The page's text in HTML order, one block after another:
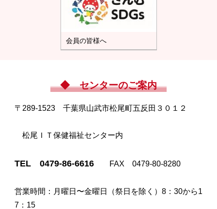
会員の皆様へ
◆ センターのご案内
〒289-1523 千葉県山武市松尾町五反田３０１２
松尾ＩＴ保健福祉センター内
TEL 0479-86-6616 FAX 0479-80-8280
営業時間：月曜日〜金曜日（祭日を除く）8：30から1
7：15